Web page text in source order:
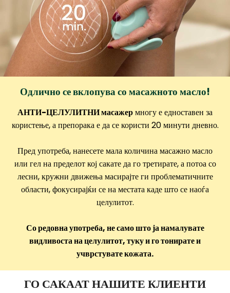
Одлично се вклопува со масажното масло!
АНТИ-ЦЕЛУЛИТНИ масажермногу е едноставен за
користење, а препорака е да се користи 20 минути дневно.
Пред употреба, нанесете мала количина масажно масло
или гел на пределот кој сакате да го третирате, а потоа со
лесни, кружни движења масирајте ги проблематичните
области, фокусирајќи се на местата каде што се наоѓа
целулитот.
Со редовна употреба, не само што ја намалувате
видливоста на целулитот, туку и го тонирате и
учврстувате кожата.
ГО САКААТ НАШИТЕ КЛИЕНТИ